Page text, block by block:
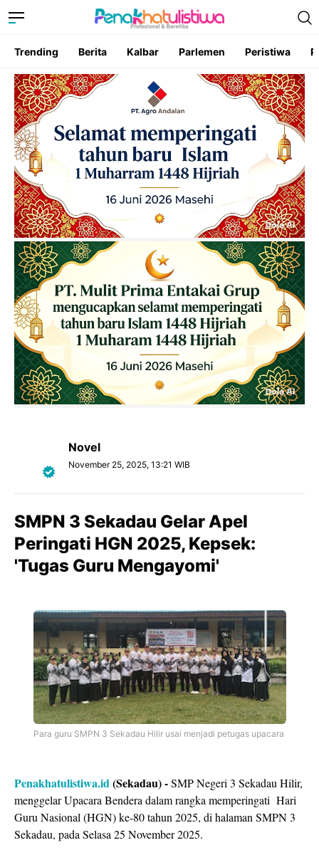
Trending Berita Kalbar Parlemen Peristiwa
Novel
November 25, 2025, 13:21 WIB
SMPN 3 Sekadau Gelar Apel
Peringati HGN 2025, Kepsek:
'Tugas Guru Mengayomi'
Para guru SMPN 3 Sekadau Hilir usai menjadi petugas upacara
Penakhatulistiwa.id(Sekadau) -SMP Negeri 3 Sekadau Hilir,
menggelar Upacara Bendera dalam rangka memperingati Hari
Guru Nasional (HGN) ke-80 tahun 2025, di halaman SMPN 3
Sekadau, pada Selasa 25 November 2025.